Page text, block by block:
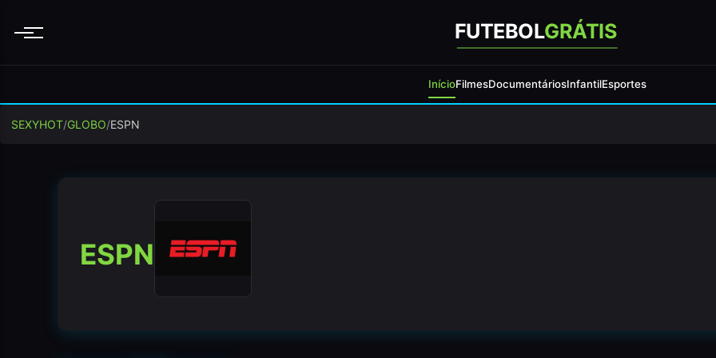
Menu FUTEBOLGRÁTIS
InícioFilmesDocumentáriosInfantilEsportes
SEXYHOT/GLOBO/ESPN
ESPN